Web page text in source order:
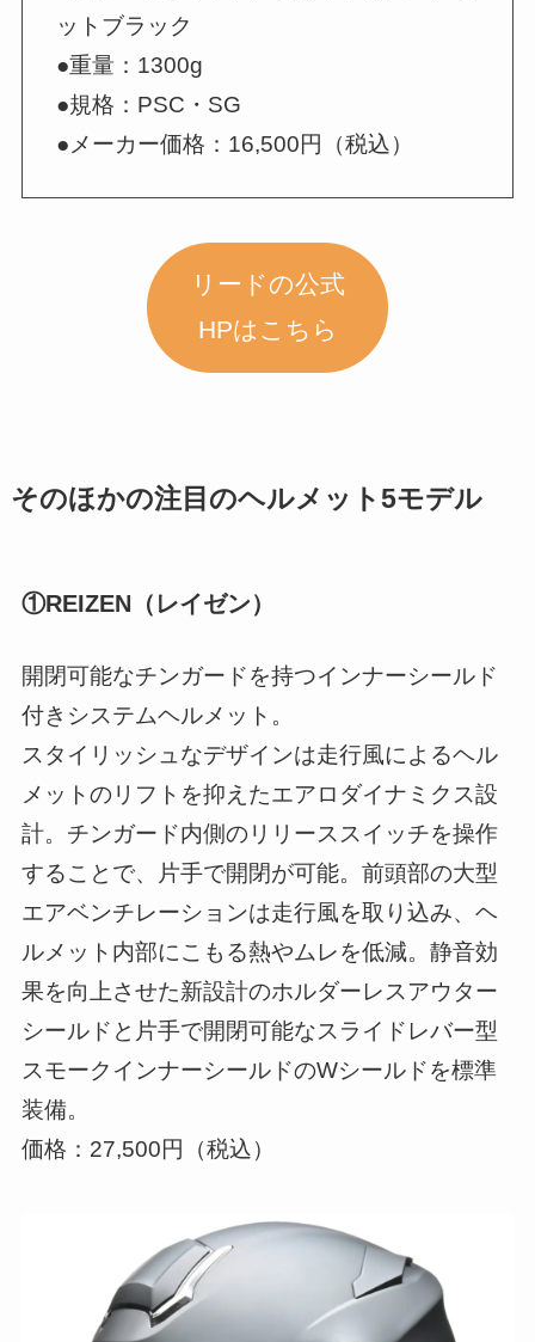
ットブラック
●重量：1300g
●規格：PSC・SG
●メーカー価格：16,500円（税込）
リードの公式
HPはこちら
そのほかの注目のヘルメット5モデル
①REIZEN（レイゼン）
開閉可能なチンガードを持つインナーシールド
付きシステムヘルメット。
スタイリッシュなデザインは走行風によるヘル
メットのリフトを抑えたエアロダイナミクス設
計。チンガード内側のリリーススイッチを操作
することで、片手で開閉が可能。前頭部の大型
エアベンチレーションは走行風を取り込み、ヘ
ルメット内部にこもる熱やムレを低減。静音効
果を向上させた新設計のホルダーレスアウター
シールドと片手で開閉可能なスライドレバー型
スモークインナーシールドのWシールドを標準
装備。
価格：27,500円（税込）